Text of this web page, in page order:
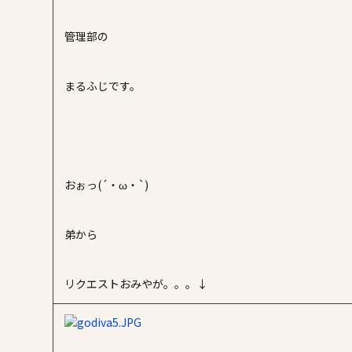
よくある質問 来場予約
家づくりコラム
管理部の
まるふじです。
おぉっ(´・ω・`)
弟から
リクエストおみやが。。。↓